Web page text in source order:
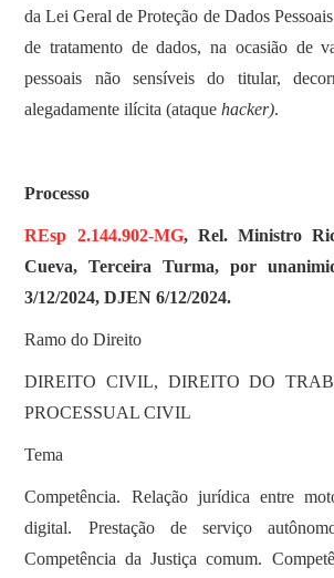
da Lei Geral de Proteção de Dados
de tratamento de dados, na ocasião de
pessoais não sensíveis do titular,
alegadamente ilícita (ataquehacker).
Processo
REsp 2.144.902-MG, Rel. Ministro
Cueva, Terceira Turma, por
3/12/2024, DJEN 6/12/2024.
Ramo do Direito
DIREITO CIVIL, DIREITO DO
PROCESSUAL CIVIL
Tema
Competência. Relação jurídica entre
digital. Prestação de serviço
Competência da Justiça comum.